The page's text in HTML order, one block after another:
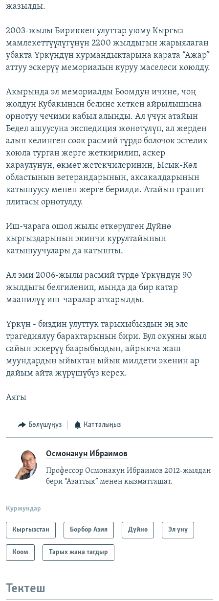
жазылды.
2003-жылы Бириккен улуттар уюму Кыргыз
мамлекеттүүлүгүнүн 2200 жылдыгын жарыялаган
убакта Үркүндүн курмандыктарына карата “Ажар”
аттуу эскерүү мемориалын куруу маселеси коюлду.
Акырында эл мемориалды Боомдун ичине, чоң
жолдун Кубакынын белине кеткен айрылышына
орнотуу чечими кабыл алынды. Ал үчүн атайын
Бедел ашуусуна экспедиция жөнөтүлүп, ал жерден
алып келинген сөөк расмий түрдө болочок эстелик
коюла турган жерге жеткирилип, аскер
караулунун, өкмөт жетекчилеринин, Ысык-Көл
областынын ветерандарынын, аксакалдарынын
катышуусу менен жерге берилди. Атайын гранит
плитасы орнотулду.
Иш-чарага ошол жылы өткөрүлгөн Дүйнө
кыргыздарынын экинчи курултайынын
катышуучулары да катышты.
Ал эми 2006-жылы расмий түрдө Үркүндүн 90
жылдыгы белгиленип, мында да бир катар
маанилүү иш-чаралар аткарылды.
Үркүн - биздин улуттук тарыхыбыздын эң эле
трагедиялуу барактарынын бири. Бул окуяны жыл
сайын эскерүү баарыбыздын, айрыкча жаш
муундардын ыйыктан ыйык милдети экенин ар
дайым айта жүрүшүбүз керек.
Аягы
Бөлүшүңүз Катталыңыз
Осмонакун Ибраимов
Профессор Осмонакун Ибраимов 2012-жылдан
бери “Азаттык” менен кызматташат.
Куржундар
Кыргызстан Борбор Азия Дүйнө Эл үнү
Коом Тарых жана тагдыр
Тектеш